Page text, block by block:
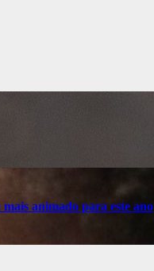
animado para este ano